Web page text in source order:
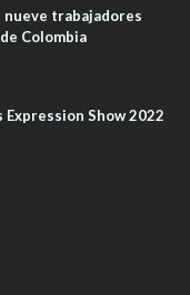
nueve trabajadores
Colombia
Expression Show 2022